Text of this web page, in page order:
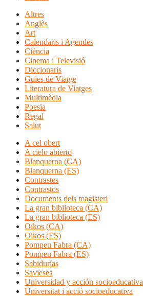
Altres
Anglès
Art
Calendaris i Agendes
Ciència
Cinema i Televisió
Diccionaris
Guies de Viatge
Literatura de Viatges
Multimèdia
Poesia
Regal
Salut
A cel obert
A cielo abierto
Blanquerna (CA)
Blanquerna (ES)
Contrastes
Contrastos
Documents dels magisteri
La gran biblioteca (CA)
La gran biblioteca (ES)
Oikos (CA)
Oikos (ES)
Pompeu Fabra (CA)
Pompeu Fabra (ES)
Sabidurías
Savieses
Universidad y acción socioeducativa
Universitat i acció socioeducativa